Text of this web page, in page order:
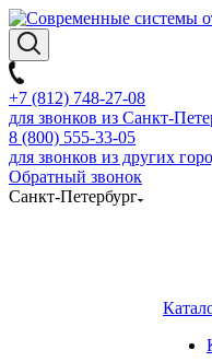
+7 (812) 748-27-08
для звонков из Санкт-
8 (800) 555-33-05
для звонков из других
Обратный звонок
Санкт-Петербург